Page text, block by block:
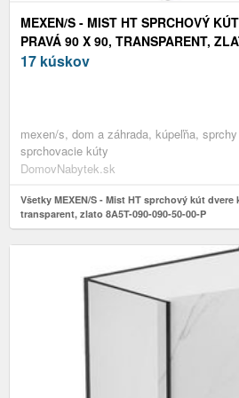
MEXEN/S - MIST HT SPRCHOVÝ
PRAVÁ 90 X 90, TRANSPARENT,
00-P
17 kúskov
mexen/s, dom a záhrada, kúpeľňa,
sprchovacie kúty
DomovNabytek.sk
Všetky MEXEN/S - Mist HT sprchový kút dvere
transparent, zlato 8A5T-090-090-50-00-P